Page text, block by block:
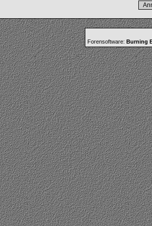
Forensoftware: Burning